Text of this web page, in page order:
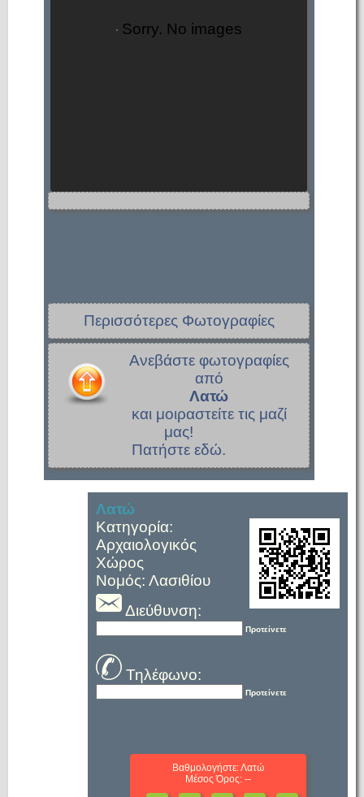
Sorry. No images
Περισσότερες Φωτογραφίες
Ανεβάστε φωτογραφίες
από
Λατώ
και μοιραστείτε τις μαζί
μας!
Πατήστε εδώ.
Λατώ
Κατηγορία:
Αρχαιολογικός
Χώρος
Νομός: Λασιθίου
Διεύθυνση:
Προτείνετε
Τηλέφωνο:
Προτείνετε
Βαθμολογήστε: Λατώ
Μέσος Όρος: --